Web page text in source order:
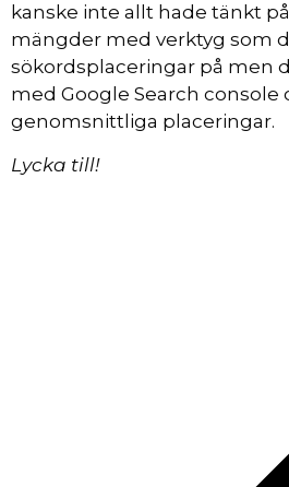
kanske inte allt hade tänkt
mängder med verktyg som
sökordsplaceringar på men
med Google Search console
genomsnittliga placeringar.
Lycka till!